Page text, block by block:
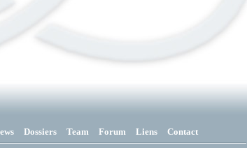
Dossiers Team Forum Liens Contact